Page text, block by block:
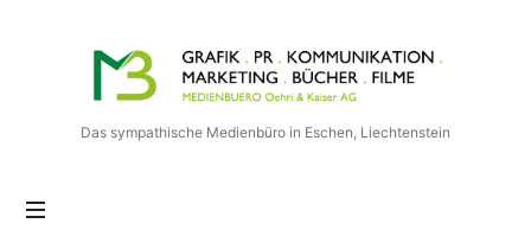
Medienbuero
Oehri
&
Kaiser
AG
Das sympathische Medienbüro in Eschen, Liechtenstein